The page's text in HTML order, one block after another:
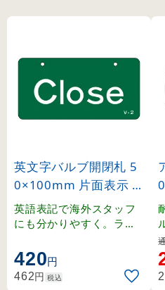
英文字バルブ開閉札 5
0×100mm 片面表示 Cl
ose(緑) (168002)
英語表記で海外スタッフ
にも分かりやすく。ラミ
。
420円
462円 税込